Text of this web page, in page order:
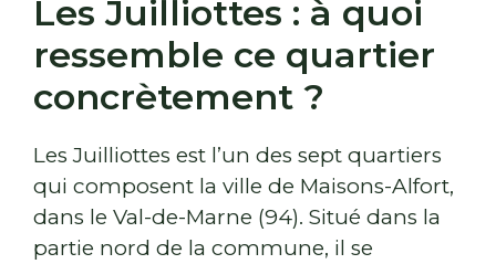
Les Juilliottes : à quoi
ressemble ce quartier
concrètement ?
Les Juilliottes est l’un des sept quartiers
qui composent la ville de Maisons-Alfort,
dans le Val-de-Marne (94). Situé dans la
partie nord de la commune, il se